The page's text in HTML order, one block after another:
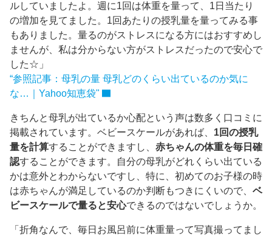
ルしていましたよ。週に1回は体重を量って、1日当たり
の増加を見てました。1回あたりの授乳量を量ってみる事
もありました。量るのがストレスになる方にはおすすめし
ませんが、私は分からない方がストレスだったので安心で
した☆」
“参照記事：母乳の量 母乳どのくらい出ているのか気に
な…｜Yahoo知恵袋"
きちんと母乳が出ているか心配という声は数多く口コミに
掲載されています。ベビースケールがあれば、 1回の授乳
量を計算することができますし、 赤ちゃんの体重を毎日確
認することができます。自分の母乳がどれくらい出ている
かは意外とわからないですし、特に、初めてのお子様の時
は赤ちゃんが満足しているのか判断もつきにくいので、 ベ
ビースケールで量ると安心できるのではないでしょうか。
「折角なんで、毎日お風呂前に体重量って写真撮ってまし